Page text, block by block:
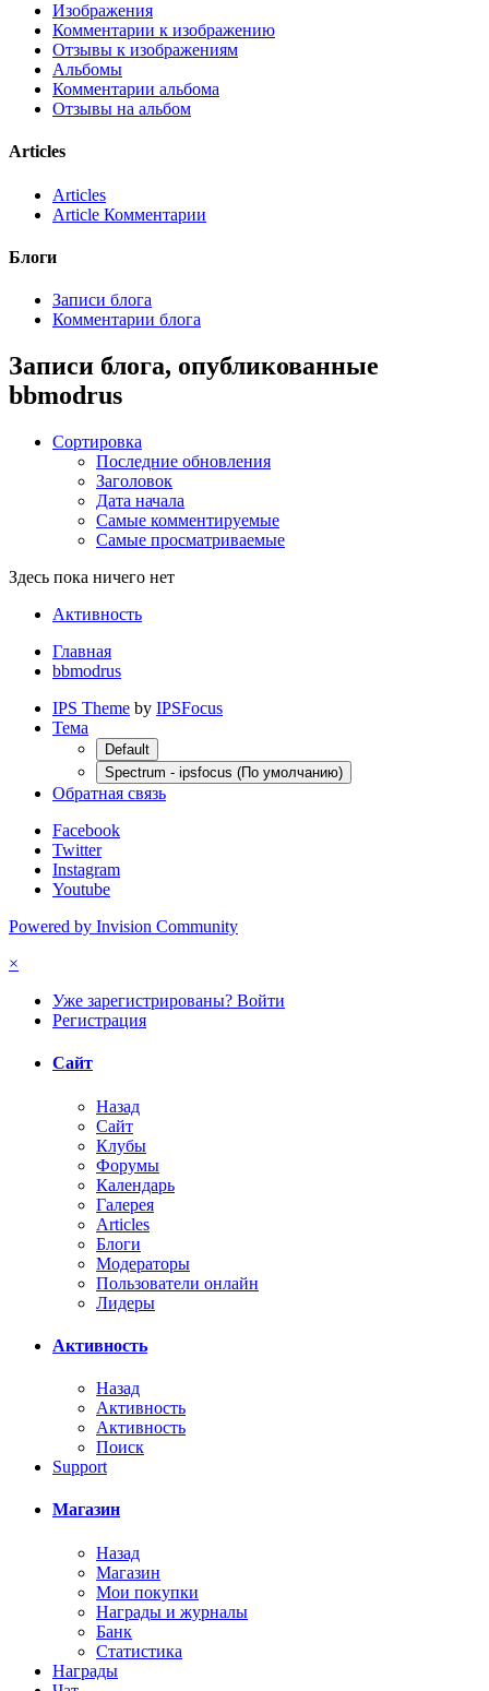
Изображения
Комментарии к изображению
Отзывы к изображениям
Альбомы
Комментарии альбома
Отзывы на альбом
Articles
Articles
Article Комментарии
Блоги
Записи блога
Комментарии блога
Записи блога, опубликованные
bbmodrus
Сортировка
Последние обновления
Заголовок
Дата начала
Самые комментируемые
Самые просматриваемые
Здесь пока ничего нет
Активность
Главная
bbmodrus
IPS Theme by IPSFocus
Тема
Default
Spectrum - ipsfocus (По умолчанию)
Обратная связь
Facebook
Twitter
Instagram
Youtube
Powered by Invision Community
×
Уже зарегистрированы? Войти
Регистрация
Сайт
Назад
Сайт
Клубы
Форумы
Календарь
Галерея
Articles
Блоги
Модераторы
Пользователи онлайн
Лидеры
Активность
Назад
Активность
Активность
Поиск
Support
Магазин
Назад
Магазин
Мои покупки
Награды и журналы
Банк
Статистика
Награды